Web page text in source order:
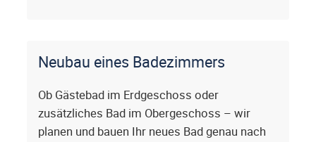
Neubau eines Badezimmers
Ob Gästebad im Erdgeschoss oder
zusätzliches Bad im Obergeschoss – wir
planen und bauen Ihr neues Bad genau nach